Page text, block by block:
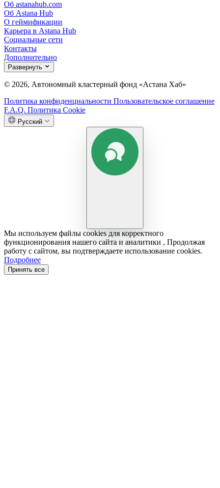
Об astanahub.com
Об Astana Hub
О геймификации
Карьера в Astana Hub
Социальные сети
Контакты
Дополнительно
Развернуть
© 2026, Автономный кластерный фонд «Астана Хаб»
Политика конфиденциальности Пользовательское соглашение
F.A.Q. Политика Cookie
Русский
Мы используем файлы cookies для корректного
функционирования нашего сайта и аналитики , Продолжая
работу с сайтом, вы подтверждаете использование cookies.
Подробнее
Принять все